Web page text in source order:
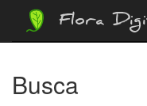
Flora
Busca